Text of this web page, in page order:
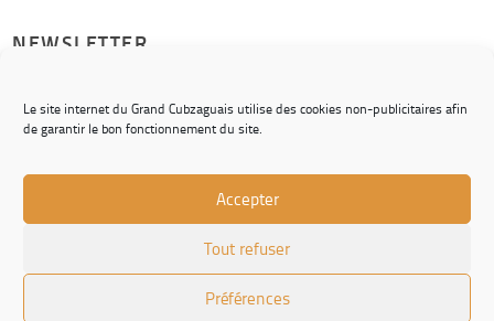
Le site internet du Grand Cubzaguais utilise des cookies non-publicitaires afin
de garantir le bon fonctionnement du site.
Accepter
Tout refuser
Préférences
NEWSLETTER
© Grand Cubzaguais Communauté de Communes
CHARTE GRAPHIQUE